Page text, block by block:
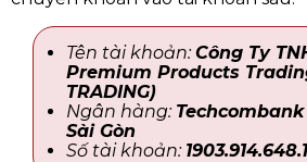
Tên tài khoản:Công Ty
Premium Products
TRADING)
Ngân hàng:
Sài Gòn
Số tài khoản: